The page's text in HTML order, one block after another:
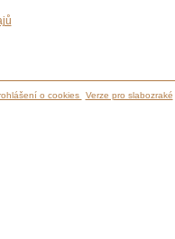
o cookies Verze pro slabozraké